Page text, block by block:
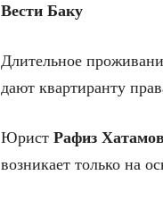
Вести Баку
Длительное
дают квартиранту
Юрист Рафиз Хатамов
возникает только на